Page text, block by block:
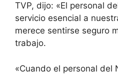
TVP, dijo: «El personal
servicio esencial a
merece sentirse seguro
trabajo.
«Cuando el personal del